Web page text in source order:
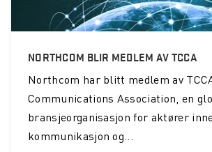
NORTHCOM BLIR MEDLEM AV TCCA
Northcom har blitt medlem av
Communications Association, en
bransjeorganisasjon for aktører
kommunikasjon og...